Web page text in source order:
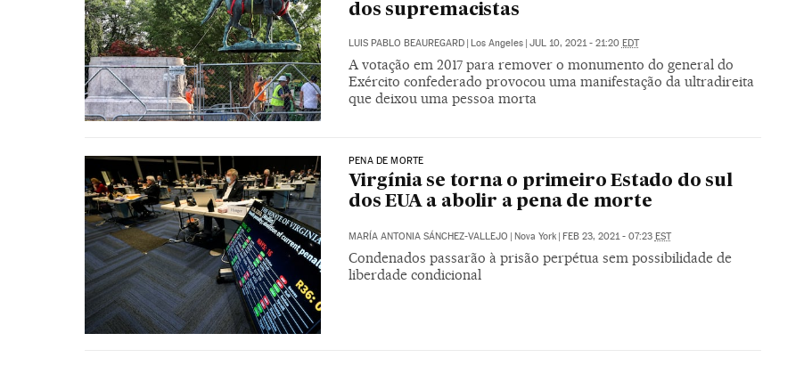
dos supremacistas
LUIS PABLO BEAUREGARD | Los Angeles | JUL 10, 2021 - 21:20 EDT
A votação em 2017 para remover o monumento do general do
Exército confederado provocou uma manifestação da ultradireita
que deixou uma pessoa morta
PENA DE MORTE
Virgínia se torna o primeiro Estado do sul
dos EUA a abolir a pena de morte
MARÍA ANTONIA SÁNCHEZ-VALLEJO Nova York FEB 23, 2021 - 07:23 EST
Condenados passarão à prisão perpétua sem possibilidade de
liberdade condicional